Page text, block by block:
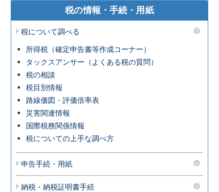
税の情報・手続・用紙
税について調べる
所得税（確定申告書等作成コーナー）
タックスアンサー（よくある税の質問）
税の相談
税目別情報
路線価図・評価倍率表
災害関連情報
国際税務関係情報
税についての上手な調べ方
申告手続・用紙
納税・納税証明書手続